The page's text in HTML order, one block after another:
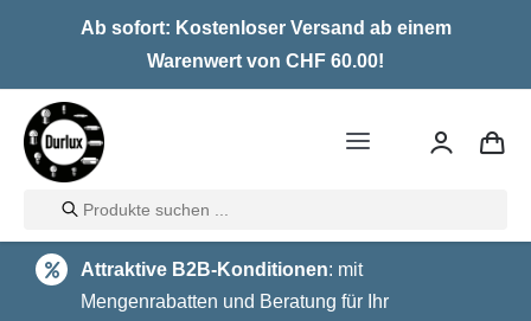
Ab sofort: Kostenloser Versand ab einem
Warenwert von CHF 60.00!
Toggle
Home
LED
Products
search
Attraktive B2B-Konditionen: mit
Mengenrabatten und Beratung für Ihr